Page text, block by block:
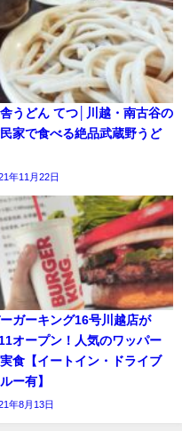
うどん てつ│川越・南古谷の
家で食べる絶品武蔵野うど
年11月22日
ガーキング16号川越店が
オープン！人気のワッパー
食【イートイン・ドライブ
ー有】
年8月13日